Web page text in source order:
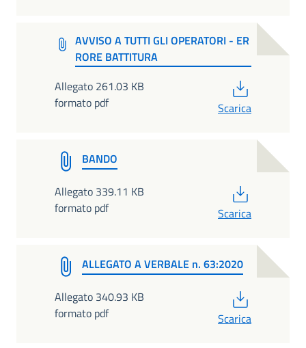
AVVISO A TUTTI GLI OPERATORI - ER
RORE BATTITURA
Allegato 261.03 KB
formato pdf
Scarica
BANDO
Allegato 339.11 KB
formato pdf
Scarica
ALLEGATO A VERBALE n. 63:2020
Allegato 340.93 KB
formato pdf
Scarica